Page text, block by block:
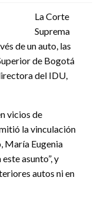
La Corte
Suprema
de un auto, las
de Bogotá
del IDU,
vicios de
la vinculación
María Eugenia
asunto”, y
autos ni en